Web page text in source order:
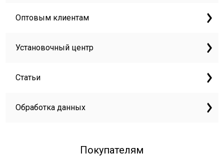
Оптовым клиентам
Установочный центр
Статьи
Обработка данных
Покупателям